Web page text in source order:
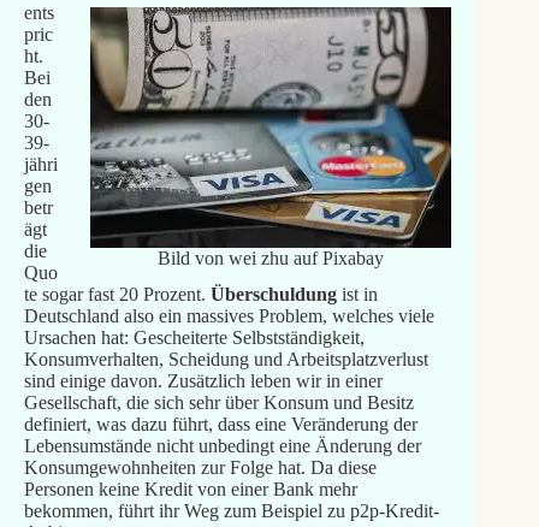
Bild von wei zhu auf Pixabay
ents
pric
ht.
Bei
den
30-
39-
jähri
gen
betr
ägt
die
Quo
te sogar fast 20 Prozent. Überschuldungist in
Deutschland also ein massives Problem, welches viele
Ursachen hat: Gescheiterte Selbstständigkeit,
Konsumverhalten, Scheidung und Arbeitsplatzverlust
sind einige davon. Zusätzlich leben wir in einer
Gesellschaft, die sich sehr über Konsum und Besitz
definiert, was dazu führt, dass eine Veränderung der
Lebensumstände nicht unbedingt eine Änderung der
Konsumgewohnheiten zur Folge hat. Da diese
Personen keine Kredit von einer Bank mehr
bekommen, führt ihr Weg zum Beispiel zu p2p-Kredit-